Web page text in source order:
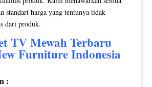
standart harga yang tentunya tidak
dari produk.
TV MewahTerbaru
Furniture Indonesia
: